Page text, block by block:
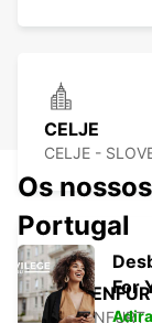
CELJE
CELJE -
Os
Portugal
For